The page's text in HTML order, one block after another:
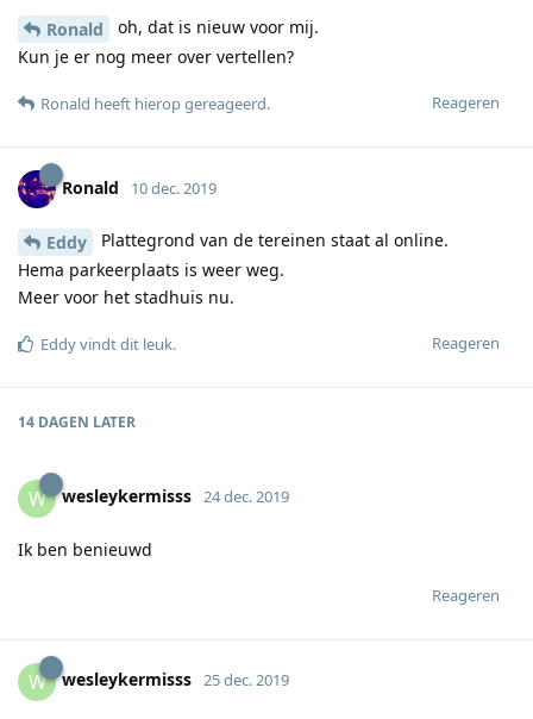
Ronald
oh, dat is nieuw voor mij.
Kun je er nog meer over vertellen?
Reageren
Ronald heeft hierop gereageerd.
Ronald 10 dec. 2019
Eddy
Plattegrond van de tereinen staat al online.
Hema parkeerplaats is weer weg.
Meer voor het stadhuis nu.
Reageren
Eddyvindt dit leuk.
14 DAGEN LATER
W wesleykermisss 24 dec. 2019
Ik ben benieuwd
Reageren
W wesleykermisss 25 dec. 2019